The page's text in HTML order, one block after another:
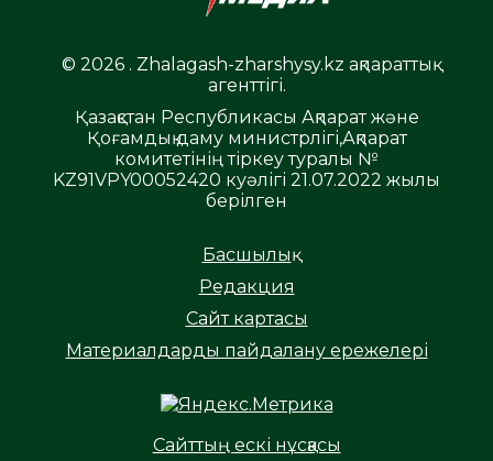
© 2026 . Zhalagash-zharshysy.kz ақпараттық
агенттігі.
Қазақстан Республикасы Ақпарат және
Қоғамдық даму министрлігі,Ақпарат
комитетінің тіркеу туралы №
KZ91VPY00052420 куәлігі 21.07.2022 жылы
берілген
Басшылық
Редакция
Сайт картасы
Материалдарды пайдалану ережелері
Сайттың ескі нұсқасы